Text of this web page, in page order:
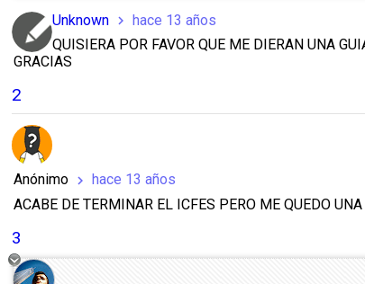
Unknown chevron_right hace 13 años
QUISIERA POR FAVOR QUE ME DIERAN UNA
GRACIAS
2
Anónimo chevron_right
hace 13 años
ACABE DE TERMINAR EL ICFES PERO ME QUEDO
3